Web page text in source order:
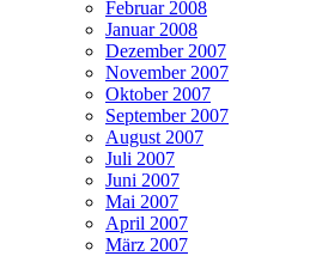
Februar 2008
Januar 2008
Dezember 2007
November 2007
Oktober 2007
September 2007
August 2007
Juli 2007
Juni 2007
Mai 2007
April 2007
März 2007